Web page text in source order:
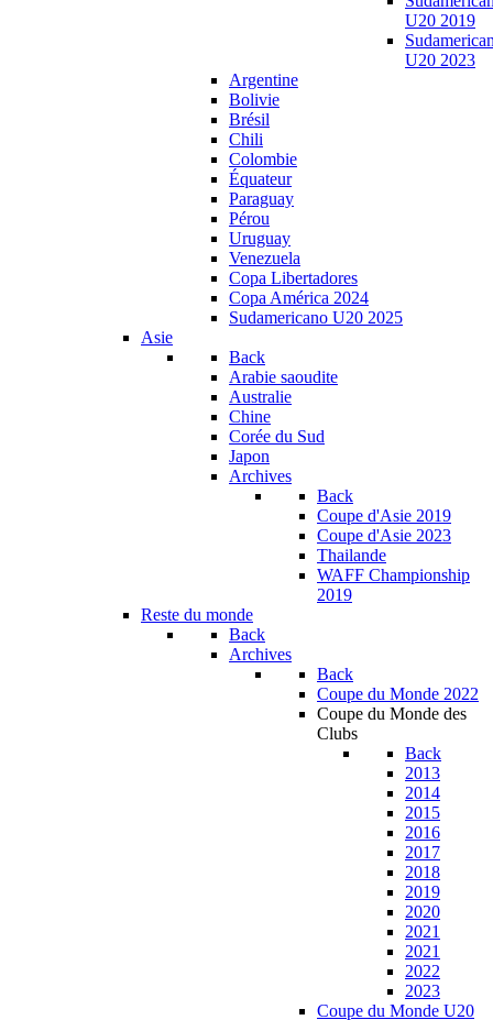
U20 2019
U20 2023
Argentine
Bolivie
Brésil
Chili
Colombie
Équateur
Paraguay
Pérou
Uruguay
Venezuela
Copa Libertadores
Copa América 2024
Sudamericano U20 2025
Asie
Back
Arabie saoudite
Australie
Chine
Corée du Sud
Japon
Archives
Back
Coupe d'Asie 2019
Coupe d'Asie 2023
Thailande
WAFF Championship
2019
Reste du monde
Back
Archives
Back
Coupe du Monde 2022
Coupe du Monde des
Clubs
Back
2013
2014
2015
2016
2017
2018
2019
2020
2021
2021
2022
2023
Coupe du Monde U20